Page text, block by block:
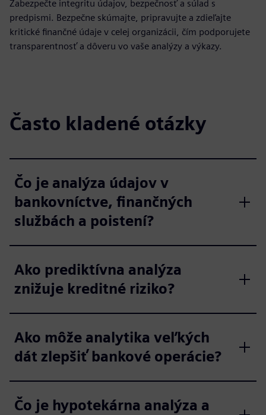
Zabezpečte integritu údajov, bezpečnosť a súlad s
predpismi. Bezpečne skúmajte, pripravujte a zdieľajte
kritické finančné údaje v celej organizácii, čím podporujete
transparentnosť a dôveru vo vaše analýzy a výkazy.
Často kladené otázky
Čo je analýza údajov v
bankovníctve, finančných
službách a poistení?
Ako prediktívna analýza
znižuje kreditné riziko?
Ako môže analytika veľkých
dát zlepšiť bankové operácie?
Čo je hypotekárna analýza a